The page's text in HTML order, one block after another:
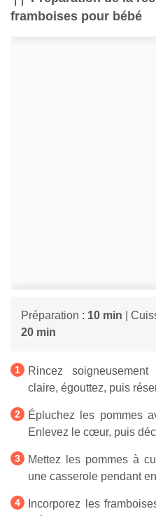
framboises pour bébé
Préparation : 10 min |
20 min
Rincez
claire, égouttez, puis
Épluchez les pommes
Enlevez le cœur, puis
Mettez les pommes à
une casserole pendant
Incorporez les